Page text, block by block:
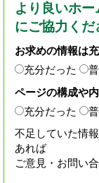
より良いホ
にご協力くだ
お求めの情報は
充分だった
ページの構成や
充分だった
不足していた情
あれば
ご意見・お問い